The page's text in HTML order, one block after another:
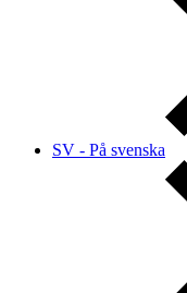
SV - På svenska